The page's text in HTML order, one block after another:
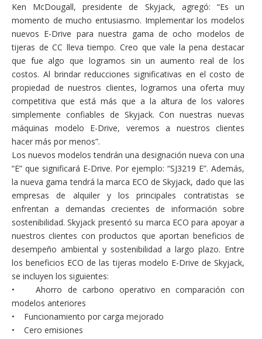
Ken McDougall, presidente de Skyjack, agregó: “Es un
momento de mucho entusiasmo. Implementar los modelos
nuevos E-Drive para nuestra gama de ocho modelos de
tijeras de CC lleva tiempo. Creo que vale la pena destacar
que fue algo que logramos sin un aumento real de los
costos. Al brindar reducciones significativas en el costo de
propiedad de nuestros clientes, logramos una oferta muy
competitiva que está más que a la altura de los valores
simplemente confiables de Skyjack. Con nuestras nuevas
máquinas modelo E-Drive, veremos a nuestros clientes
hacer más por menos”.
Los nuevos modelos tendrán una designación nueva con una
“E” que significará E-Drive. Por ejemplo: “SJ3219 E”. Además,
la nueva gama tendrá la marca ECO de Skyjack, dado que las
empresas de alquiler y los principales contratistas se
enfrentan a demandas crecientes de información sobre
sostenibilidad. Skyjack presentó su marca ECO para apoyar a
nuestros clientes con productos que aportan beneficios de
desempeño ambiental y sostenibilidad a largo plazo. Entre
los beneficios ECO de las tijeras modelo E-Drive de Skyjack,
se incluyen los siguientes:
• Ahorro de carbono operativo en comparación con
modelos anteriores
• Funcionamiento por carga mejorado
• Cero emisiones